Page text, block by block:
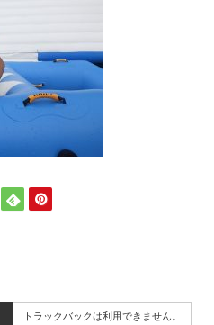
トラックバックは利用できません。